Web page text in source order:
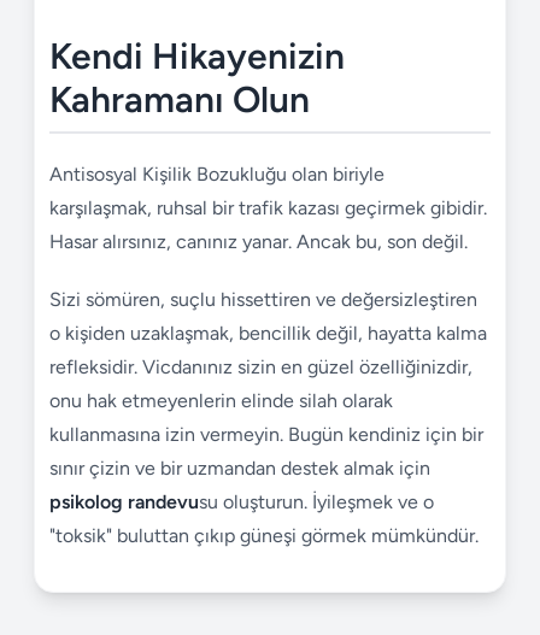
Kendi Hikayenizin
Kahramanı Olun
Antisosyal Kişilik Bozukluğu olan biriyle
karşılaşmak, ruhsal bir trafik kazası geçirmek gibidir.
Hasar alırsınız, canınız yanar. Ancak bu, son değil.
Sizi sömüren, suçlu hissettiren ve değersizleştiren
o kişiden uzaklaşmak, bencillik değil, hayatta kalma
refleksidir. Vicdanınız sizin en güzel özelliğinizdir,
onu hak etmeyenlerin elinde silah olarak
kullanmasına izin vermeyin. Bugün kendiniz için bir
sınır çizin ve bir uzmandan destek almak için
psikolog randevusu oluşturun. İyileşmek ve o
"toksik" buluttan çıkıp güneşi görmek mümkündür.